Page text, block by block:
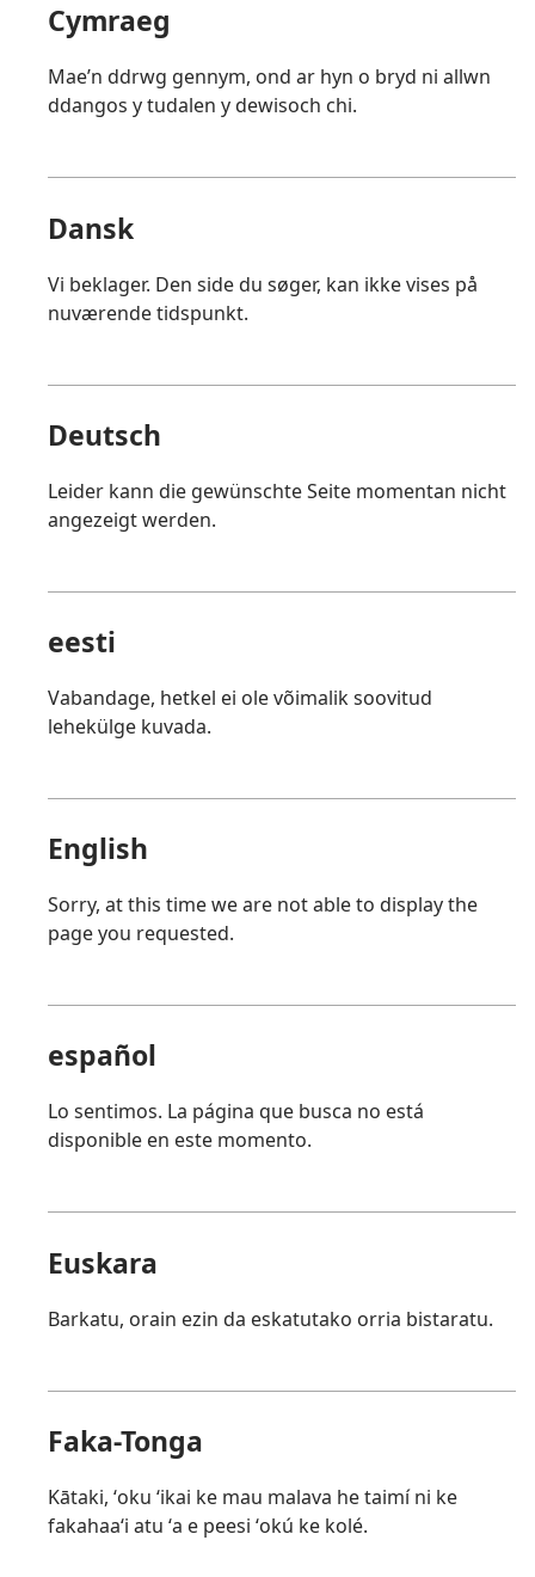
Cymraeg
Mae’n ddrwg gennym, ond ar hyn o bryd ni allwn
ddangos y tudalen y dewisoch chi.
Dansk
Vi beklager. Den side du søger, kan ikke vises på
nuværende tidspunkt.
Deutsch
Leider kann die gewünschte Seite momentan nicht
angezeigt werden.
eesti
Vabandage, hetkel ei ole võimalik soovitud
lehekülge kuvada.
English
Sorry, at this time we are not able to display the
page you requested.
español
Lo sentimos. La página que busca no está
disponible en este momento.
Euskara
Barkatu, orain ezin da eskatutako orria bistaratu.
Faka-Tonga
Kātaki, ʻoku ʻikai ke mau malava he taimí ni ke
fakahaaʻi atu ʻa e peesi ʻokú ke kolé.